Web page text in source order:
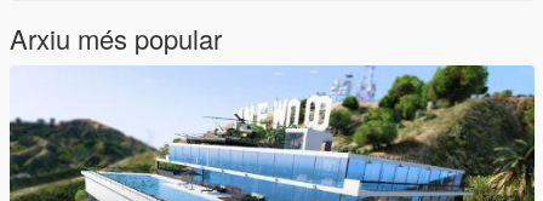
Arxiu més popular